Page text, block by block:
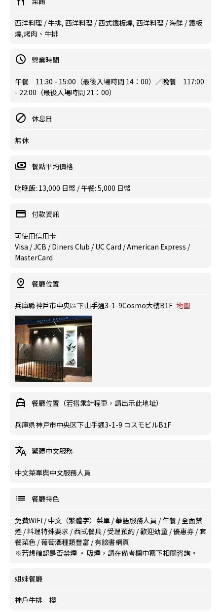
西洋料理 / 牛排, 西洋料理 / 西式鐵板燒, 西洋料理 / 海鮮 / 鐵板
燒,烤肉、牛排
營業時間
午餐 11:30 - 15:00（最後入場時間 14：00）／晚餐 117:00
- 22:00（最後入場時間 21：00）
休息日
無休
餐點平均價格
吃晚飯: 13,000 日幣 / 午餐: 5,000 日幣
付款資訊
可使用信用卡
Visa / JCB / Diners Club / UC Card / American Express /
MasterCard
餐廳位置
兵庫縣神戶市中央區下山手通3-1-9Cosmo大樓B1F 地圖
餐廳位置（若搭乘計程車，請出示此地址）
兵庫県神戸市中央区下山手通3-1-9 コスモビルB1F
繁體中文服務
中文菜單與中文服務人員
餐廳特色
免費WiFi /中文（繁體字）菜單 /華語服務人員 /午餐 /全面禁
煙 /料理特殊要求 /西式餐具 /受理預約 /歡迎幼童 /優惠券 /套
餐菜色 /葡萄酒種類豐富 /有臉書網頁
※若想確認是否禁煙 · 吸煙，請在備考欄中寫下相關咨詢。
姐妹餐廳
神戶牛排 櫻